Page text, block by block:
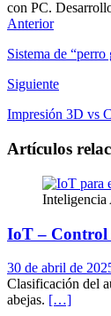
con PC.
Sitio
LinkedIn
Anterior
Sistema de
Siguiente
Impresión 3D vs
Artículos
IoT – Control
30 de abril de
Clasificación del
abejas. […]